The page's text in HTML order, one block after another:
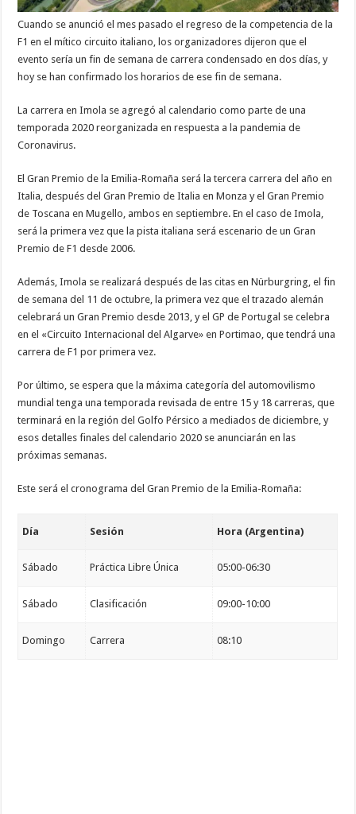
Cuando se anunció el mes pasado el regreso de la competencia de la
F1 en el mítico circuito italiano, los organizadores dijeron que el
evento sería un fin de semana de carrera condensado en dos días, y
hoy se han confirmado los horarios de ese fin de semana.
La carrera en Imola se agregó al calendario como parte de una
temporada 2020 reorganizada en respuesta a la pandemia de
Coronavirus.
El Gran Premio de la Emilia-Romaña será la tercera carrera del año en
Italia, después del Gran Premio de Italia en Monza y el Gran Premio
de Toscana en Mugello, ambos en septiembre. En el caso de Imola,
será la primera vez que la pista italiana será escenario de un Gran
Premio de F1 desde 2006.
Además, Imola se realizará después de las citas en Nürburgring, el fin
de semana del 11 de octubre, la primera vez que el trazado alemán
celebrará un Gran Premio desde 2013, y el GP de Portugal se celebra
en el «Circuito Internacional del Algarve» en Portimao, que tendrá una
carrera de F1 por primera vez.
Por último, se espera que la máxima categoría del automovilismo
mundial tenga una temporada revisada de entre 15 y 18 carreras, que
terminará en la región del Golfo Pérsico a mediados de diciembre, y
esos detalles finales del calendario 2020 se anunciarán en las
próximas semanas.
Este será el cronograma del Gran Premio de la Emilia-Romaña:
Día Sesión Hora (Argentina)
Sábado Práctica Libre Única 05:00-06:30
Sábado Clasificación 09:00-10:00
Domingo Carrera 08:10